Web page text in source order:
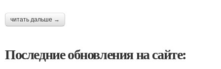
читать дальше →
Последние обновления на сайте: